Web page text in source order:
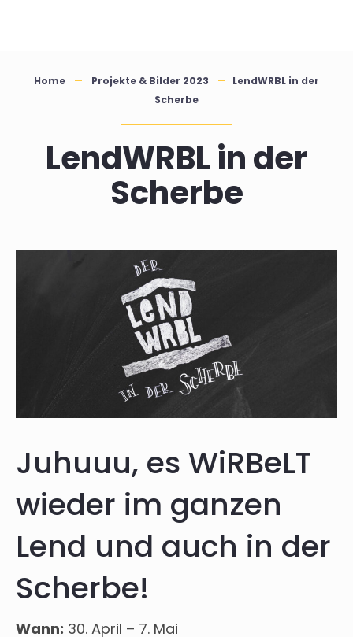
Home Projekte & Bilder 2023
LendWRBL in der
Scherbe
LendWRBL in der
Scherbe
Juhuuu, es WiRBeLT
wieder im ganzen
Lend und auch in der
Scherbe!
Wann: 30. April – 7. Mai